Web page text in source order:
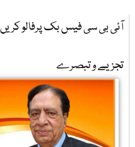
آئی بی سی فیس بک پرفالو کریں
تجزیے و تبصرے